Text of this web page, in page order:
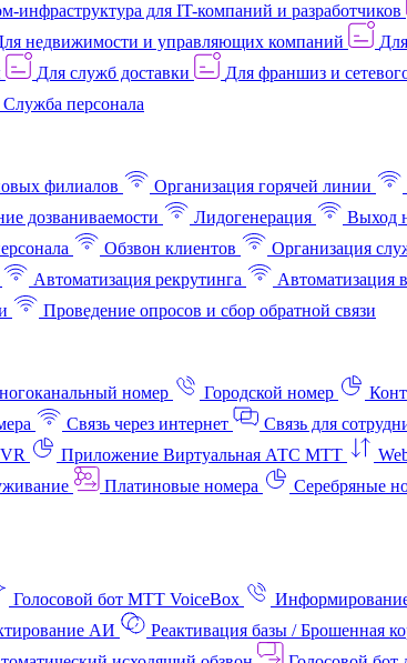
инфраструктура для IT-компаний и разработчиков
недвижимости и управляющих компаний
Для служб доставки Для франшиз и
Служба персонала
филиалов Организация горячей линии
дозваниваемости Лидогенерация
Выход
Обзвон клиентов
Организация
Автоматизация рекрутинга
Автоматизация
Проведение опросов и сбор обратной связи
номер Городской номер
Связь через интернет
Связь для
Приложение Виртуальная АТС МТТ
Платиновые номера Серебряные
Голосовой бот МТТ VoiceBox
АИ Реактивация базы / Брошенная